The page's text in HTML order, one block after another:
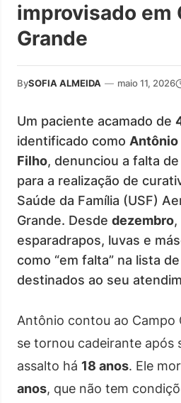
improvisado em
Grande
BySOFIA ALMEIDA — maio 11, 2026
Um paciente acamado de
identificado como Antônio
Filho, denunciou a falta
para a realização de
Saúde da Família (USF)
Grande. Desde dezembro
esparadrapos, luvas e
como “em falta” na lista
destinados ao seu
Antônio contou ao Campo
se tornou cadeirante após
assalto há 18 anos. Ele
anos, que não tem